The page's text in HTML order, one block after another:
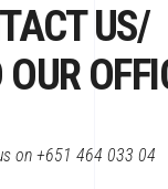
US/
on +651 464 033 04